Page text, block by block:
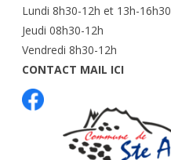
Lundi 8h30-12h et 13h-16h30
Jeudi 08h30-12h
Vendredi 8h30-12h
CONTACT MAIL ICI